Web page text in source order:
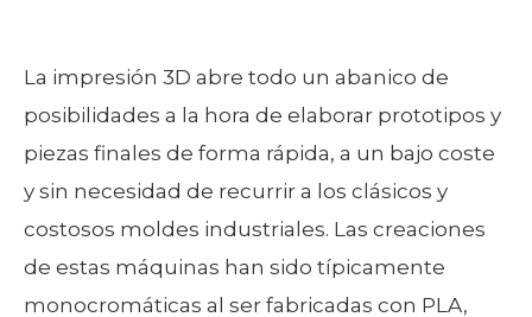
La impresión 3D abre todo un abanico de
posibilidades a la hora de elaborar prototipos y
piezas finales de forma rápida, a un bajo coste
y sin necesidad de recurrir a los clásicos y
costosos moldes industriales. Las creaciones
de estas máquinas han sido típicamente
monocromáticas al ser fabricadas con PLA,